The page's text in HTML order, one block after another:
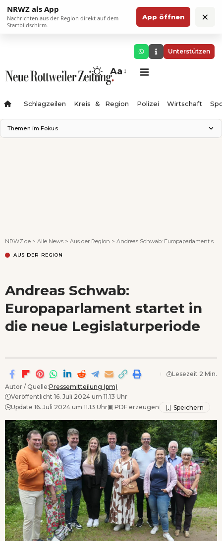
NRWZ als App
Nachrichten aus der Region direkt auf dem
Startbildschirm.
App öffnen ×
Unterstützen
Aa
Schlagzeilen Kreis & Region Polizei Wirtschaft
Themen im Fokus
NRWZ.de > Alle News > Aus der Region > Andreas Schwab: Europaparlament startet in die neue Legislaturperiode
AUS DER REGION
Andreas Schwab:
Europaparlament startet in
die neue Legislaturperiode
Autor / Quelle:Pressemitteilung (pm)
Veröffentlicht 16. Juli 2024 um 11.13 Uhr
Update 16. Juli 2024 um 11.13 Uhr▣ PDF erzeugen
Lesezeit 2 Min.